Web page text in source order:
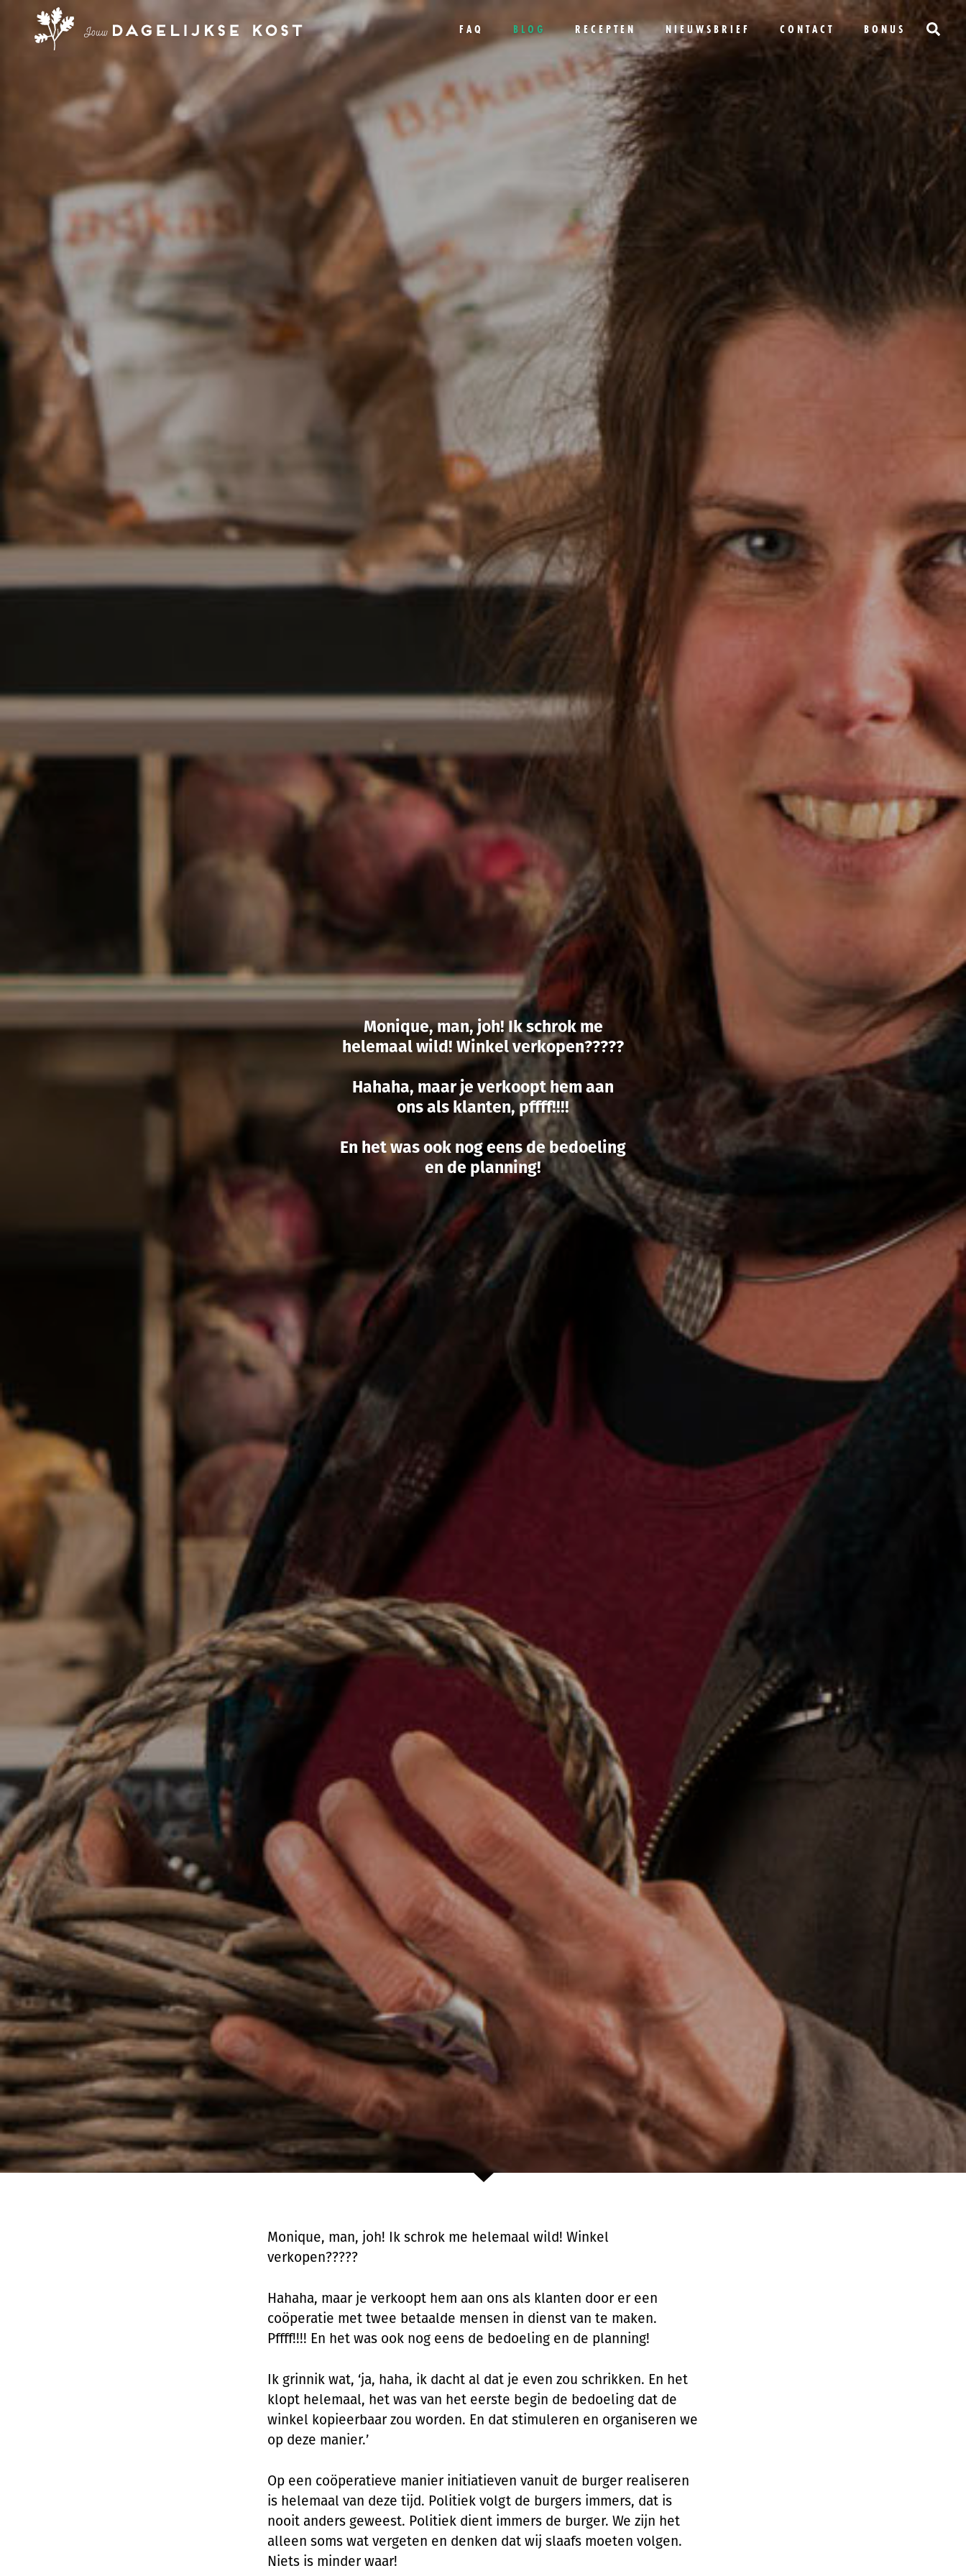
FAQ BLOG RECEPTEN NIEUWSBRIEF CONTACT BONUS
Monique, man, joh! Ik schrok me
helemaal wild! Winkel verkopen?????
Hahaha, maar je verkoopt hem aan
ons als klanten, pffff!!!!
En het was ook nog eens de bedoeling
en de planning!
Monique, man, joh! Ik schrok me helemaal wild! Winkel
verkopen?????
Hahaha, maar je verkoopt hem aan ons als klanten door er een
coöperatie met twee betaalde mensen in dienst van te maken.
Pffff!!!! En het was ook nog eens de bedoeling en de planning!
Ik grinnik wat, ‘ja, haha, ik dacht al dat je even zou schrikken. En het
klopt helemaal, het was van het eerste begin de bedoeling dat de
winkel kopieerbaar zou worden. En dat stimuleren en organiseren we
op deze manier.’
Op een coöperatieve manier initiatieven vanuit de burger realiseren
is helemaal van deze tijd. Politiek volgt de burgers immers, dat is
nooit anders geweest. Politiek dient immers de burger. We zijn het
alleen soms wat vergeten en denken dat wij slaafs moeten volgen.
Niets is minder waar!